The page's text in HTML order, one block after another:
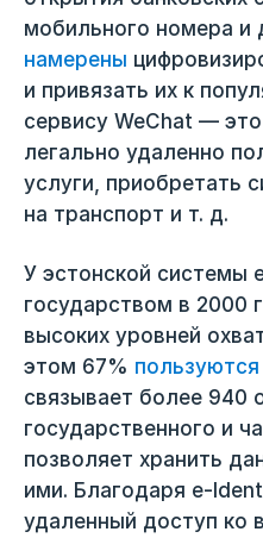
мобильного номера и
намерены
и привязать их к
сервису WeChat —
легально удаленно
услуги, приобретать
на транспорт и т. д.
У эстонской системы
государством в 2000
высоких уровней
этом 67% пользуются
связывает более 940
государственного и
позволяет хранить
ими. Благодаря e-
удаленный доступ ко